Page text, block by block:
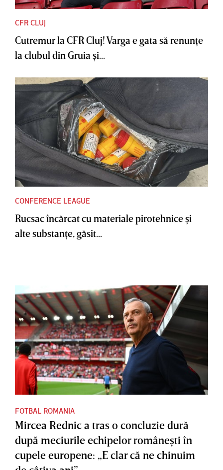
CFR CLUJ
Cutremur la CFR Cluj! Varga e gata să renunţe
la clubul din Gruia şi...
CONFERENCE LEAGUE
Rucsac încărcat cu materiale pirotehnice şi
alte substanţe, găsit...
FOTBAL ROMANIA
Mircea Rednic a tras o concluzie dură
după meciurile echipelor româneşti în
cupele europene: „E clar că ne chinuim